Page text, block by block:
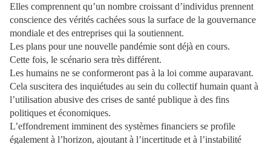
Elles comprennent qu’un nombre croissant d’individus prennent
conscience des vérités cachées sous la surface de la gouvernance
mondiale et des entreprises qui la soutiennent.
Les plans pour une nouvelle pandémie sont déjà en cours.
Cette fois, le scénario sera très différent.
Les humains ne se conformeront pas à la loi comme auparavant.
Cela suscitera des inquiétudes au sein du collectif humain quant à
l’utilisation abusive des crises de santé publique à des fins
politiques et économiques.
L’effondrement imminent des systèmes financiers se profile
également à l’horizon, ajoutant à l’incertitude et à l’instabilité